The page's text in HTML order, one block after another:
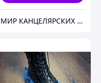
МИР КАНЦЕЛЯРСКИХ ТОВАРОВ "УМНЫЕ ДЕТКИ"